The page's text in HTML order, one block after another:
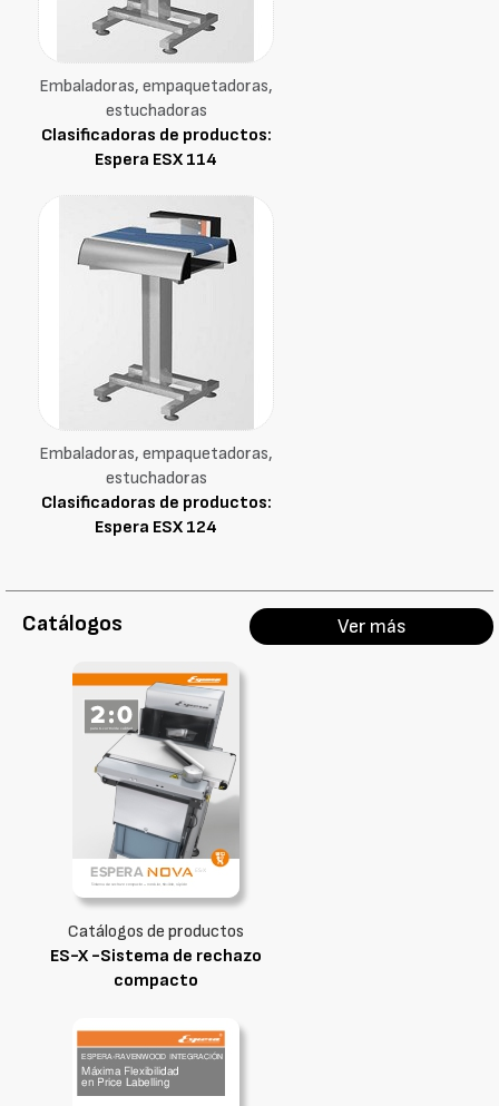
Embaladoras, empaquetadoras,
estuchadoras
Clasificadoras de productos:
Espera ESX 114
Embaladoras, empaquetadoras,
estuchadoras
Clasificadoras de productos:
Espera ESX 124
Catálogos Ver más
Catálogos de productos
ES-X -Sistema de rechazo
compacto